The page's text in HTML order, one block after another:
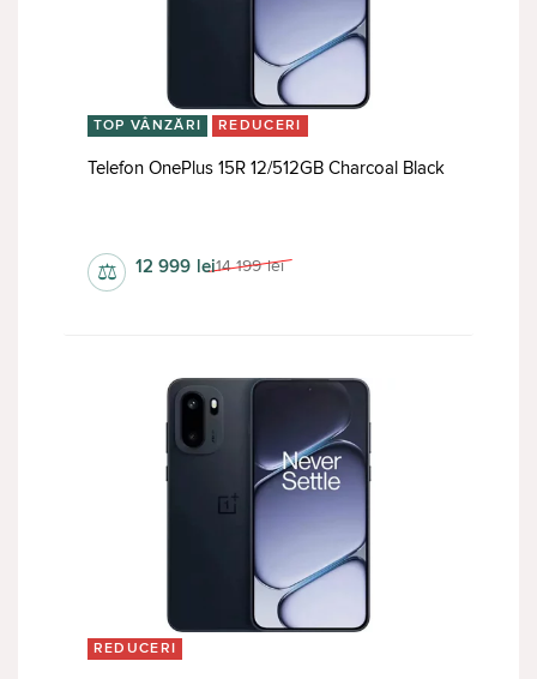
TOP VÂNZĂRI REDUCERI
Telefon OnePlus 15R 12/512GB Charcoal Black
14 199 lei
12 999 lei
⚖
REDUCERI